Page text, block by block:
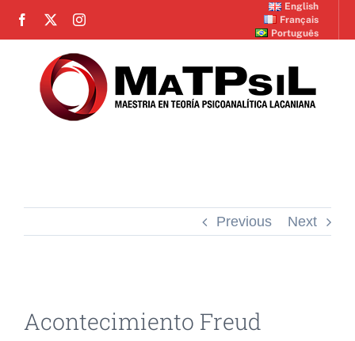
English
Français
Português
CRONOGRAMA
Previous Next
Larger
Image
Acontecimiento Freud